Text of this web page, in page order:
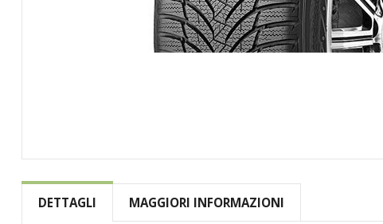
all'inizio
della
galleria
DETTAGLI MAGGIORI INFORMAZIONI